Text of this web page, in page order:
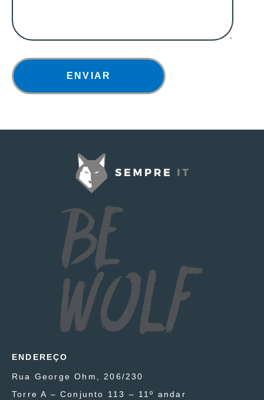
ENVIAR
ENDEREÇO
Rua George Ohm, 206/230
Torre A – Conjunto 113 – 11º andar